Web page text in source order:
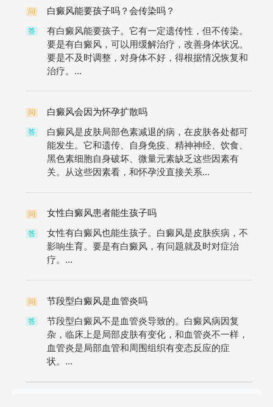
问 白癜风能要孩子吗？会传染吗？
答
有白癜风能要孩子。它有一定遗传性，但不传染。
要是有白癜风，可以用缓解治疗，改善身体状况。
要是不及时调整，对身体不好，得根据情况恢复和
治疗。...
问 白癜风会因为怀孕扩散吗
答
白癜风是皮肤局部色素减退的病，在皮肤各处都可
能发生。它和遗传、自身免疫、精神神经、饮食、
黑色素细胞自身破坏、微量元素缺乏这些因素有
关。从这些因素看，和怀孕没直接关系...
问 女性白癜风患者能生孩子吗
答
女性有白癜风也能生孩子。白癜风是皮肤疾病，不
影响生育。要是有白癜风，有问题就及时对症治
疗。...
问 节段型白癜风是血管炎吗
答
节段型白癜风不是血管炎导致的。白癜风病因复
杂，临床上是局部皮肤有变化，和血管炎不一样，
血管炎是局部血管和周围组织有变态反应的症
状。...